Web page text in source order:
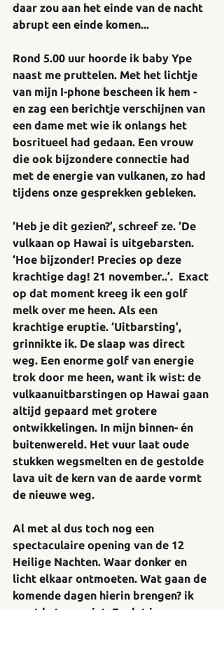
daar zou aan het einde van de nacht
abrupt een einde komen...
Rond 5.00 uur hoorde ik baby Ype
naast me pruttelen. Met het lichtje
van mijn I-phone bescheen ik hem -
en zag een berichtje verschijnen van
een dame met wie ik onlangs het
bosritueel had gedaan. Een vrouw
die ook bijzondere connectie had
met de energie van vulkanen, zo had
tijdens onze gesprekken gebleken.
‘Heb je dit gezien?’, schreef ze. ‘De
vulkaan op Hawai is uitgebarsten.
‘Hoe bijzonder! Precies op deze
krachtige dag! 21 november..’.  Exact
op dat moment kreeg ik een golf
melk over me heen. Als een
krachtige eruptie. ‘Uitbarsting’,
grinnikte ik. De slaap was direct
weg. Een enorme golf van energie
trok door me heen, want ik wist: de
vulkaanuitbarstingen op Hawai gaan
altijd gepaard met grotere
ontwikkelingen. In mijn binnen- én
buitenwereld. Het vuur laat oude
stukken wegsmelten en de gestolde
lava uit de kern van de aarde vormt
de nieuwe weg.
Al met al dus toch nog een
spectaculaire opening van de 12
Heilige Nachten. Waar donker en
licht elkaar ontmoeten. Wat gaan de
komende dagen hierin brengen? ik
weet het nog niet. En dat is nou